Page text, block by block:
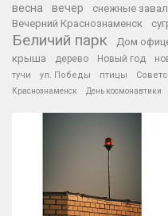
весна вечер снежные
Вечерний Краснознаменск
Беличий парк Дом
крыша
дерево Новый год
тучи
ул. Победы птицы
Краснознаменск День космонавтики